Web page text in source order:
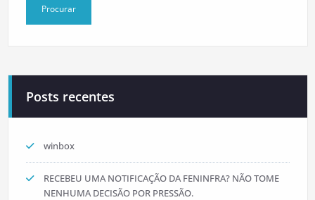
Posts recentes
winbox
RECEBEU UMA NOTIFICAÇÃO DA FENINFRA? NÃO TOME
NENHUMA DECISÃO POR PRESSÃO.